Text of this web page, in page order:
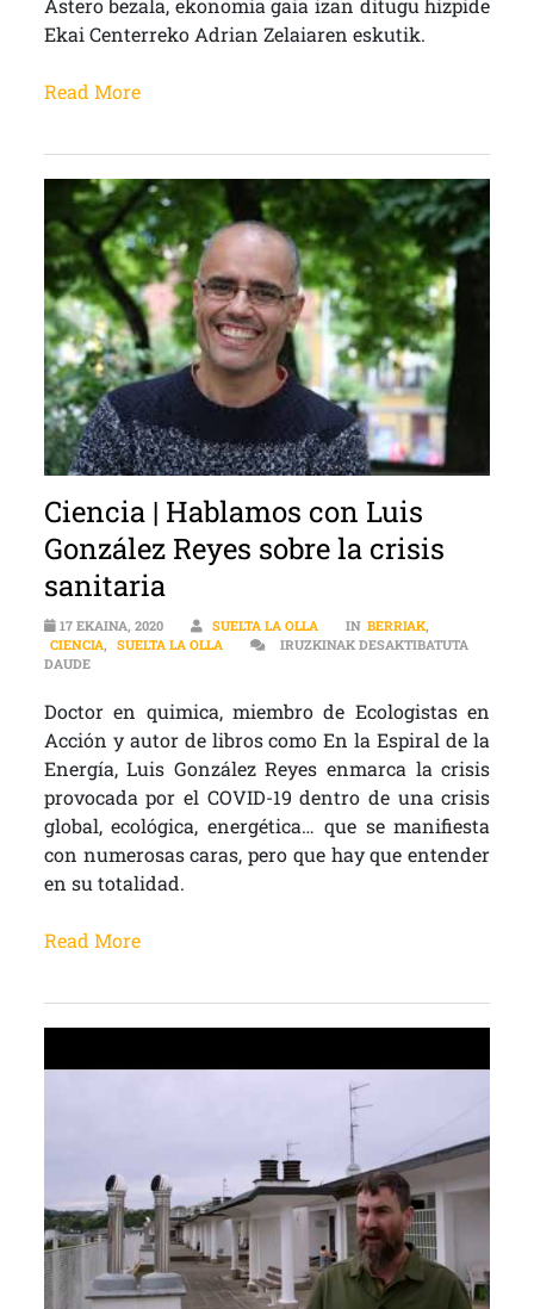
Astero bezala, ekonomia gaia izan ditugu hizpide
Ekai Centerreko Adrian Zelaiaren eskutik.
Read More
Ciencia | Hablamos con Luis
González Reyes sobre la crisis
sanitaria
17 EKAINA, 2020 SUELTA LA OLLA IN BERRIAK,
CIENCIA, SUELTA LA OLLA
IRUZKINAK DESAKTIBATUTA
DAUDECIENCIA | HABLAMOS CON LUIS GONZÁLEZ REYES SOBRE LA
Doctor en quimica, miembro de Ecologistas en
Acción y autor de libros como En la Espiral de la
Energía, Luis González Reyes enmarca la crisis
provocada por el COVID-19 dentro de una crisis
global, ecológica, energética… que se manifiesta
con numerosas caras, pero que hay que entender
en su totalidad.
Read More